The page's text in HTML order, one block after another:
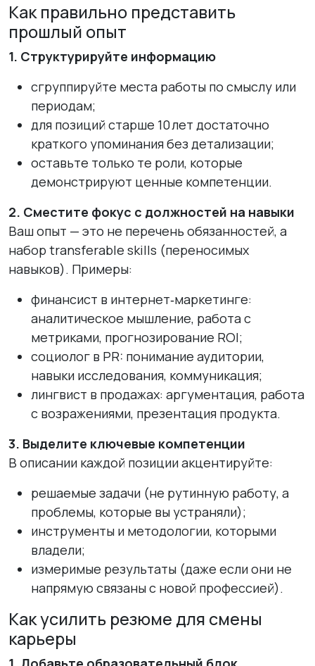
Как правильно представить
прошлый опыт
1. Структурируйте информацию
сгруппируйте места работы по смыслу или
периодам;
для позиций старше 10 лет достаточно
краткого упоминания без детализации;
оставьте только те роли, которые
демонстрируют ценные компетенции.
2. Сместите фокус с должностей на навыки
Ваш опыт — это не перечень обязанностей, а
набор transferable skills (переносимых
навыков). Примеры:
финансист в интернет‑маркетинге:
аналитическое мышление, работа с
метриками, прогнозирование ROI;
социолог в PR: понимание аудитории,
навыки исследования, коммуникация;
лингвист в продажах: аргументация, работа
с возражениями, презентация продукта.
3. Выделите ключевые компетенции
В описании каждой позиции акцентируйте:
решаемые задачи (не рутинную работу, а
проблемы, которые вы устраняли);
инструменты и методологии, которыми
владели;
измеримые результаты (даже если они не
напрямую связаны с новой профессией).
Как усилить резюме для смены
карьеры